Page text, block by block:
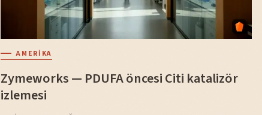
AMERIKA
Zymeworks — PDUFA öncesi Citi katalizör
izlemesi